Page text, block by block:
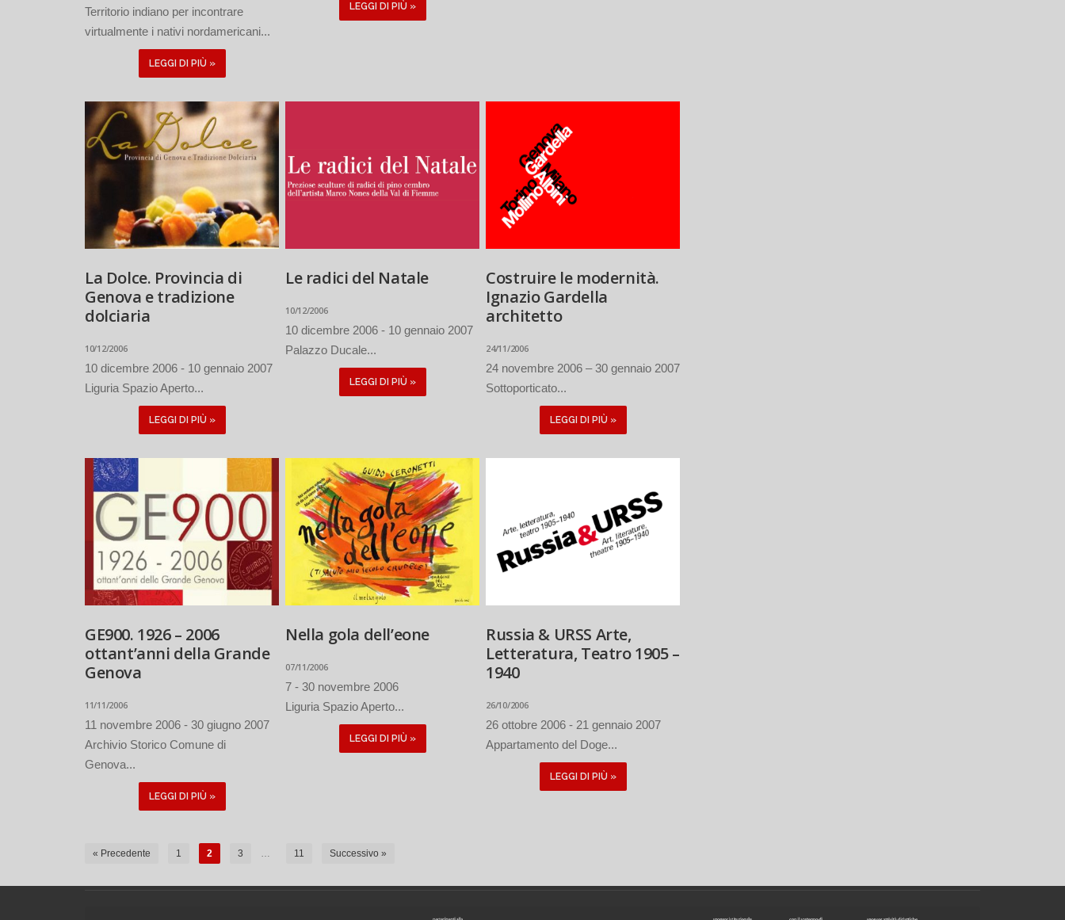
Territorio indiano per incontrare
virtualmente i nativi nordamericani...
LEGGI DI PIÙ »
LEGGI DI PIÙ »
La Dolce. Provincia di
Genova e tradizione
dolciaria
10/12/2006
10 dicembre 2006 - 10 gennaio 2007
Liguria Spazio Aperto...
LEGGI DI PIÙ »
Le radici del Natale
10/12/2006
10 dicembre 2006 - 10 gennaio 2007
Palazzo Ducale...
LEGGI DI PIÙ »
Costruire le modernità.
Ignazio Gardella
architetto
24/11/2006
24 novembre 2006 – 30 gennaio 2007
Sottoporticato...
LEGGI DI PIÙ »
GE900. 1926 – 2006
ottant’anni della Grande
Genova
11/11/2006
11 novembre 2006 - 30 giugno 2007
Archivio Storico Comune di
Genova...
LEGGI DI PIÙ »
Nella gola dell’eone
07/11/2006
7 - 30 novembre 2006
Liguria Spazio Aperto...
LEGGI DI PIÙ »
Russia & URSS Arte,
Letteratura, Teatro 1905 –
1940
26/10/2006
26 ottobre 2006 - 21 gennaio 2007
Appartamento del Doge...
LEGGI DI PIÙ »
« Precedente 1 2 3 … 11 Successivo »